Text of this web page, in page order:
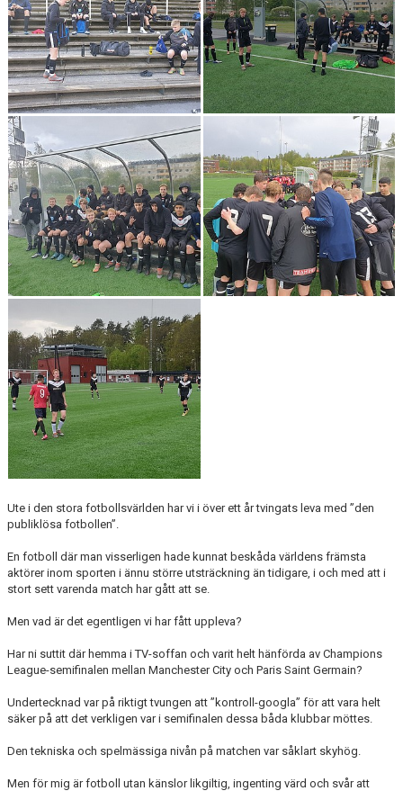
MATCHER
Ute i den stora fotbollsvärlden har vi i över ett år tvingats leva med ”den
publiklösa fotbollen”.
En fotboll där man visserligen hade kunnat beskåda världens främsta
aktörer inom sporten i ännu större utsträckning än tidigare, i och med att i
stort sett varenda match har gått att se.
Men vad är det egentligen vi har fått uppleva?
Har ni suttit där hemma i TV-soffan och varit helt hänförda av Champions
League-semifinalen mellan Manchester City och Paris Saint Germain?
Undertecknad var på riktigt tvungen att ”kontroll-googla” för att vara helt
säker på att det verkligen var i semifinalen dessa båda klubbar möttes.
Den tekniska och spelmässiga nivån på matchen var såklart skyhög.
Men för mig är fotboll utan känslor likgiltig, ingenting värd och svår att